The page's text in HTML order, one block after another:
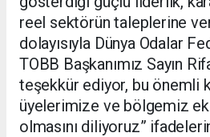
reel sektörün taleplerine
dolayısıyla Dünya Odalar
TOBB Başkanımız Sayın
teşekkür ediyor, bu önemli
üyelerimize ve bölgemiz
olmasını diliyoruz”